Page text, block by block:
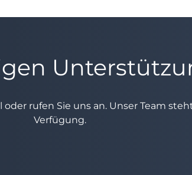
rufen Sie uns an. Unser Team
Verfügung.